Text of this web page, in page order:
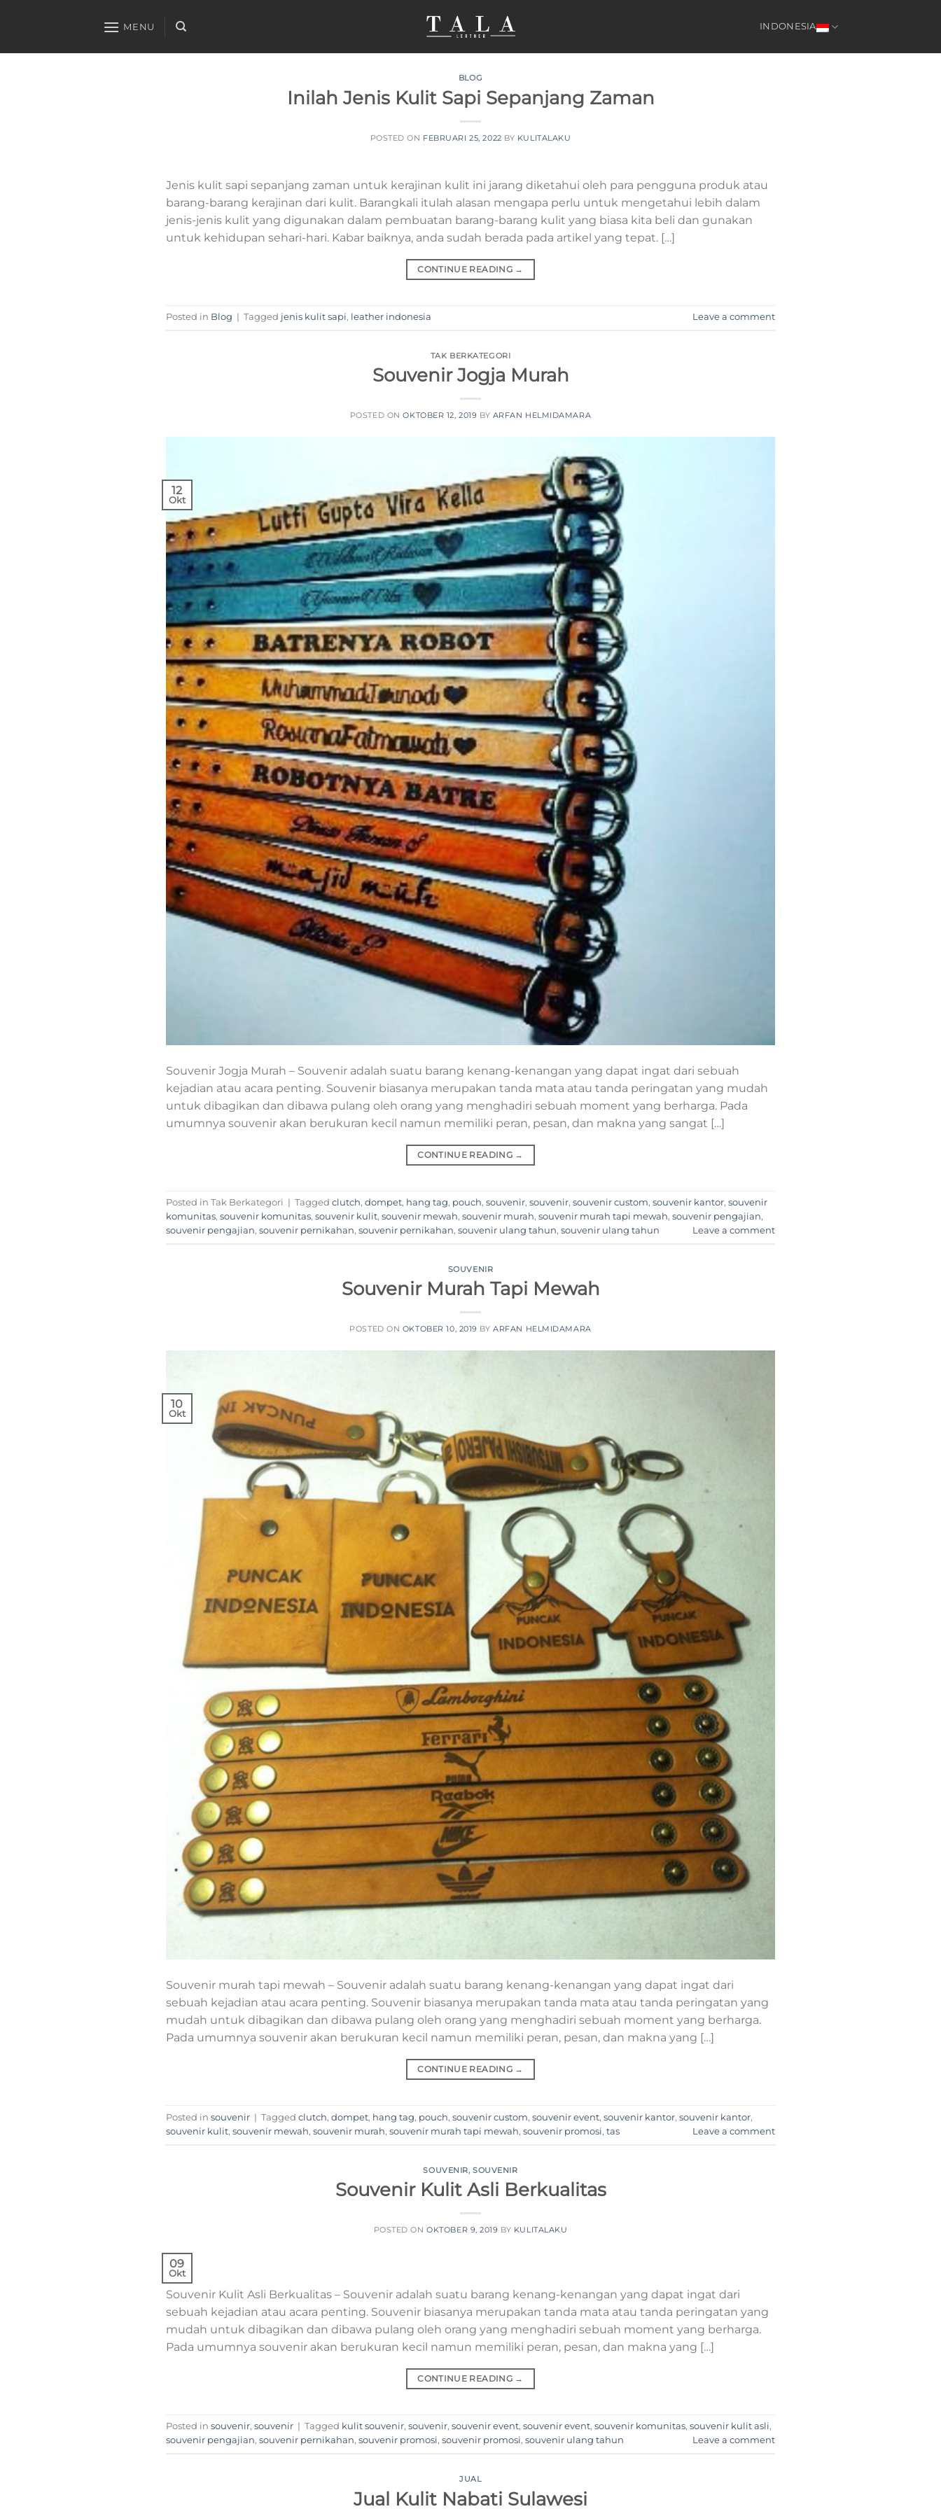
MENU INDONESIA
BLOG
Inilah Jenis Kulit Sapi Sepanjang Zaman
POSTED ON FEBRUARI 25, 2022 BY KULITALAKU
Jenis kulit sapi sepanjang zaman untuk kerajinan kulit ini jarang diketahui oleh para pengguna produk atau
barang-barang kerajinan dari kulit. Barangkali itulah alasan mengapa perlu untuk mengetahui lebih dalam
jenis-jenis kulit yang digunakan dalam pembuatan barang-barang kulit yang biasa kita beli dan gunakan
untuk kehidupan sehari-hari. Kabar baiknya, anda sudah berada pada artikel yang tepat. […]
CONTINUE READING →
Posted in Blog | Tagged jenis kulit sapi, leather indonesia Leave a comment
TAK BERKATEGORI
Souvenir Jogja Murah
POSTED ONOKTOBER 12, 2019 BY ARFAN HELMIDAMARA
12
Okt
Souvenir Jogja Murah – Souvenir adalah suatu barang kenang-kenangan yang dapat ingat dari sebuah
kejadian atau acara penting. Souvenir biasanya merupakan tanda mata atau tanda peringatan yang mudah
untuk dibagikan dan dibawa pulang oleh orang yang menghadiri sebuah moment yang berharga. Pada
umumnya souvenir akan berukuran kecil namun memiliki peran, pesan, dan makna yang sangat […]
CONTINUE READING →
Posted in Tak Berkategori | Tagged clutch, dompet, hang tag, pouch, souvenir, souvenir, souvenir custom, souvenir kantor, souvenir
komunitas, souvenir komunitas, souvenir kulit, souvenir mewah, souvenir murah, souvenir murah tapi mewah, souvenir pengajian,
souvenir pengajian, souvenir pernikahan, souvenir pernikahan, souvenir ulang tahun, souvenir ulang tahun Leave a comment
SOUVENIR
Souvenir Murah Tapi Mewah
POSTED ON OKTOBER 10, 2019 BYARFAN HELMIDAMARA
10
Okt
Souvenir murah tapi mewah – Souvenir adalah suatu barang kenang-kenangan yang dapat ingat dari
sebuah kejadian atau acara penting. Souvenir biasanya merupakan tanda mata atau tanda peringatan yang
mudah untuk dibagikan dan dibawa pulang oleh orang yang menghadiri sebuah moment yang berharga.
Pada umumnya souvenir akan berukuran kecil namun memiliki peran, pesan, dan makna yang […]
CONTINUE READING →
Posted in souvenir | Tagged clutch, dompet, hang tag, pouch, souvenir custom, souvenir event, souvenir kantor, souvenir kantor,
souvenir kulit, souvenir mewah, souvenir murah, souvenir murah tapi mewah, souvenir promosi, tas Leave a comment
SOUVENIR,SOUVENIR
Souvenir Kulit Asli Berkualitas
POSTED ONOKTOBER 9, 2019 BY KULITALAKU
09
Okt
Souvenir Kulit Asli Berkualitas – Souvenir adalah suatu barang kenang-kenangan yang dapat ingat dari
sebuah kejadian atau acara penting. Souvenir biasanya merupakan tanda mata atau tanda peringatan yang
mudah untuk dibagikan dan dibawa pulang oleh orang yang menghadiri sebuah moment yang berharga.
Pada umumnya souvenir akan berukuran kecil namun memiliki peran, pesan, dan makna yang […]
CONTINUE READING →
Posted in souvenir, souvenir | Tagged kulit souvenir, souvenir, souvenir event, souvenir event, souvenir komunitas, souvenir kulit asli,
souvenir pengajian, souvenir pernikahan, souvenir promosi, souvenir promosi, souvenir ulang tahun Leave a comment
JUAL
Jual Kulit Nabati Sulawesi